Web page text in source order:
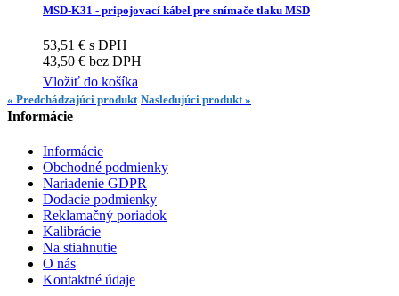
MSD-K31 - pripojovací kábel pre snímače tlaku MSD
53,51 € s DPH
43,50 € bez DPH
Vložiť do košíka
« Predchádzajúci produkt Nasledujúci produkt »
Informácie
Informácie
Obchodné podmienky
Nariadenie GDPR
Dodacie podmienky
Reklamačný poriadok
Kalibrácie
Na stiahnutie
O nás
Kontaktné údaje